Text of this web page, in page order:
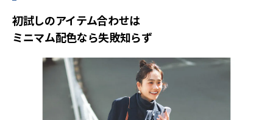
初試しのアイテム合わせは
ミニマム配色なら失敗知らず